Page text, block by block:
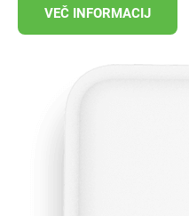
VEČ INFORMACIJ